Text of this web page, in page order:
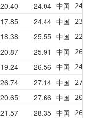
20.40 24.04 中国
17.85 24.44 中国
18.38 25.55 中国
20.87 25.91 中国
19.24 26.56 中国
26.74 27.14 中国
20.65 27.66 中国
21.57 28.35 中国